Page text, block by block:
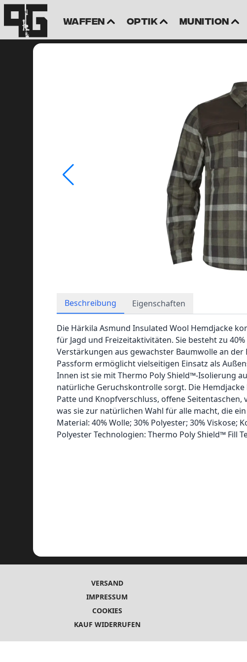
Waffen Optik Munition
Beschreibung Eigenschaften
Die Härkila Asmund Insulated Wool Hemdjacke
für Jagd und Freizeitaktivitäten. Sie besteht zu
Verstärkungen aus gewachster Baumwolle an
Passform ermöglicht vielseitigen Einsatz als
Innen ist sie mit Thermo Poly Shield™-Isolierung
natürliche Geruchskontrolle sorgt. Die
Patte und Knopfverschluss, offene
was sie zur natürlichen Wahl für alle macht, die
Material: 40% Wolle; 30% Polyester; 30% Viskose;
Polyester Technologien: Thermo Poly Shield™ Fill
VERSAND
IMPRESSUM
COOKIES
KAUF WIDERRUFEN